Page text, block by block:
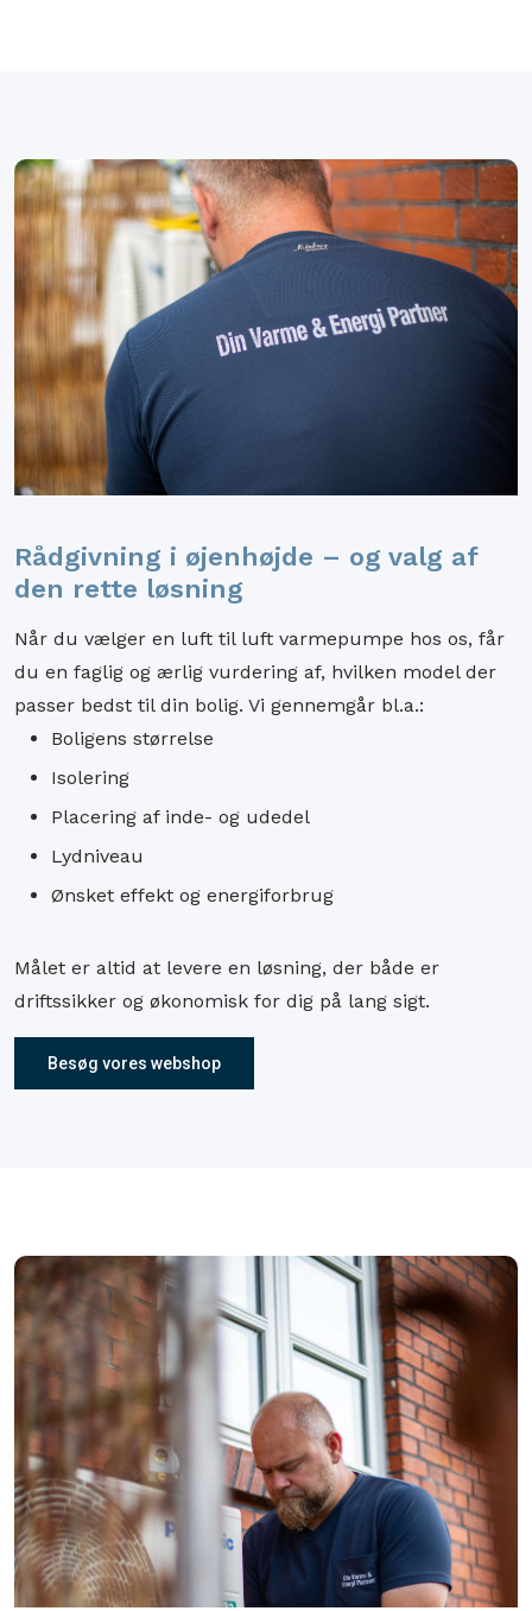
Rådgivning i øjenhøjde – og valg af
den rette løsning
Når du vælger en luft til luft varmepumpe hos os, får
du en faglig og ærlig vurdering af, hvilken model der
passer bedst til din bolig. Vi gennemgår bl.a.:
Boligens størrelse
Isolering
Placering af inde- og udedel
Lydniveau
Ønsket effekt og energiforbrug
Målet er altid at levere en løsning, der både er
driftssikker og økonomisk for dig på lang sigt.
Besøg vores webshop​